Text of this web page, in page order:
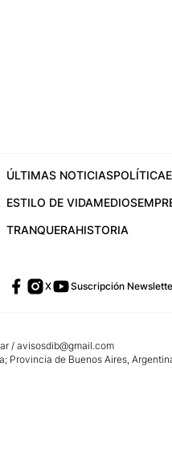
ÚLTIMAS NOTICIASPOLÍTICA
ESTILO DE VIDAMEDIOS
TRANQUERAHISTORIA
X Suscripción
/ avisosdib@gmail.com
Provincia de Buenos Aires,